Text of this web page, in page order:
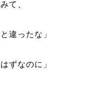
て、
違ったな」
ずなのに」